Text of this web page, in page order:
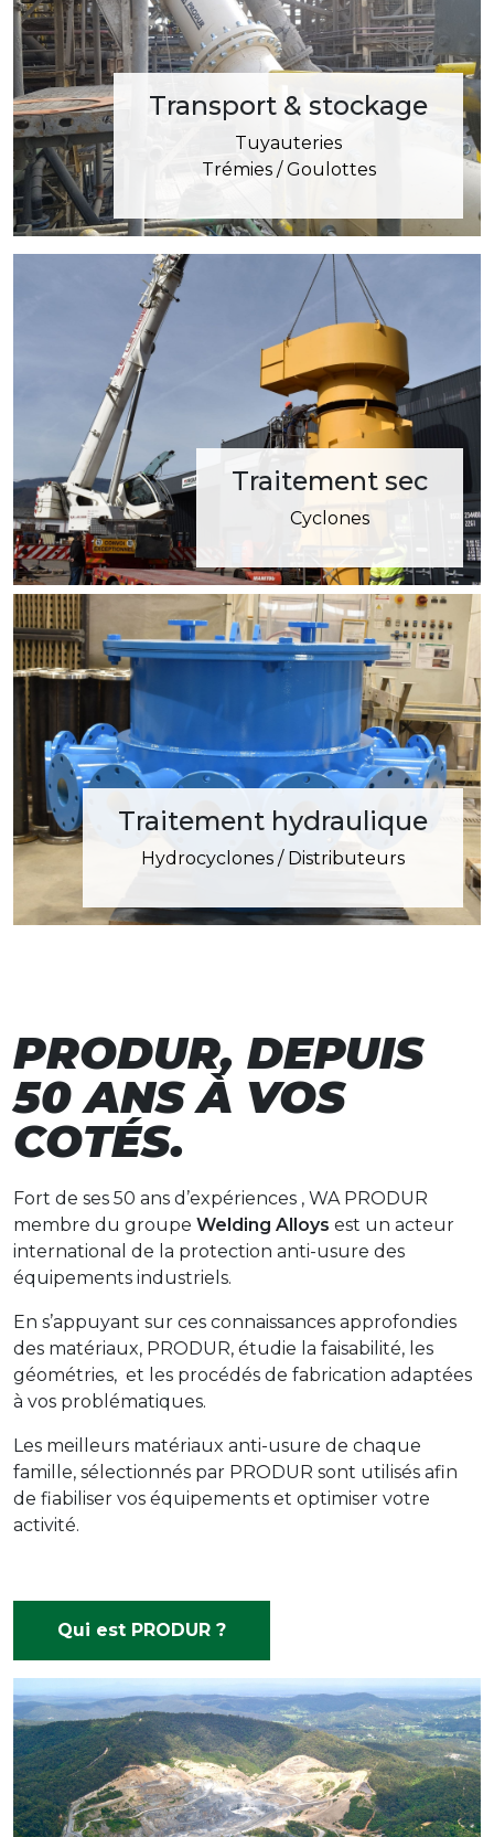
Transport & stockage
Tuyauteries
Trémies / Goulottes
Traitement sec
Cyclones
Traitement hydraulique
Hydrocyclones / Distributeurs
PRODUR, DEPUIS
50 ANS À VOS
COTÉS.
Fort de ses 50 ans d’expériences , WA PRODUR
membre du groupe Welding Alloys est un acteur
international de la protection anti-usure des
équipements industriels.
En s’appuyant sur ces connaissances approfondies
des matériaux, PRODUR, étudie la faisabilité, les
géométries, et les procédés de fabrication adaptées
à vos problématiques.
Les meilleurs matériaux anti-usure de chaque
famille, sélectionnés par PRODUR sont utilisés afin
de fiabiliser vos équipements et optimiser votre
activité.
Qui est PRODUR ?